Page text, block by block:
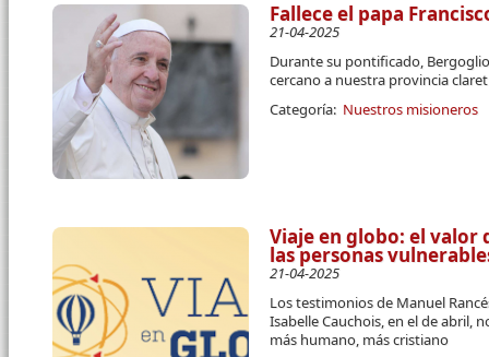
Fallece el papa
21-04-2025
Durante su pontificado,
cercano a nuestra provincia
Categoría: Nuestros misioneros
Viaje en globo: el valor
las personas
21-04-2025
Los testimonios de Manuel
Isabelle Cauchois, en el de abril,
más humano, más cristiano